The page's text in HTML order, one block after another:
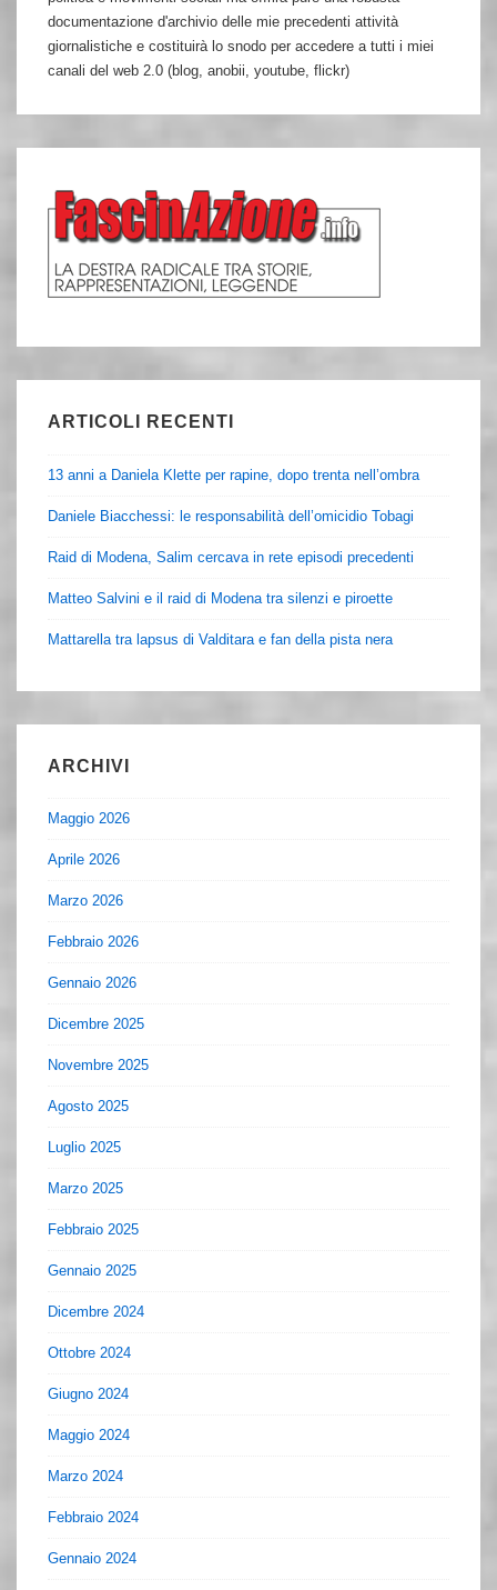
documentazione d'archivio delle mie precedenti attività
giornalistiche e costituirà lo snodo per accedere a tutti i miei
canali del web 2.0 (blog, anobii, youtube, flickr)
ARTICOLI RECENTI
13 anni a Daniela Klette per rapine, dopo trenta nell’ombra
Daniele Biacchessi: le responsabilità dell’omicidio Tobagi
Raid di Modena, Salim cercava in rete episodi precedenti
Matteo Salvini e il raid di Modena tra silenzi e piroette
Mattarella tra lapsus di Valditara e fan della pista nera
ARCHIVI
Maggio 2026
Aprile 2026
Marzo 2026
Febbraio 2026
Gennaio 2026
Dicembre 2025
Novembre 2025
Agosto 2025
Luglio 2025
Marzo 2025
Febbraio 2025
Gennaio 2025
Dicembre 2024
Ottobre 2024
Giugno 2024
Maggio 2024
Marzo 2024
Febbraio 2024
Gennaio 2024